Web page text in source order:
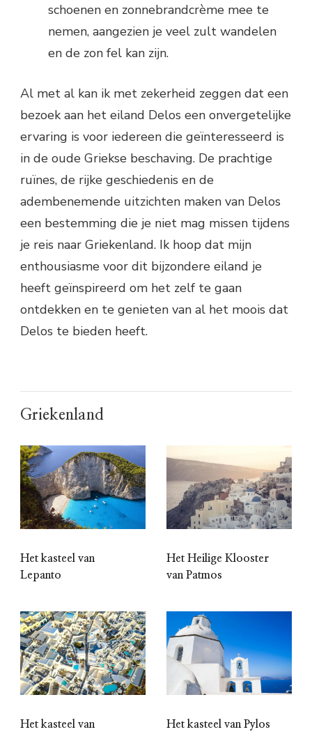
schoenen en zonnebrandcrème mee te
nemen, aangezien je veel zult wandelen
en de zon fel kan zijn.
Al met al kan ik met zekerheid zeggen dat een
bezoek aan het eiland Delos een onvergetelijke
ervaring is voor iedereen die geïnteresseerd is
in de oude Griekse beschaving. De prachtige
ruïnes, de rijke geschiedenis en de
adembenemende uitzichten maken van Delos
een bestemming die je niet mag missen tijdens
je reis naar Griekenland. Ik hoop dat mijn
enthousiasme voor dit bijzondere eiland je
heeft geïnspireerd om het zelf te gaan
ontdekken en te genieten van al het moois dat
Delos te bieden heeft.
Griekenland
Het kasteel van
Lepanto
Het Heilige Klooster
van Patmos
Het kasteel van
Het kasteel van Pylos